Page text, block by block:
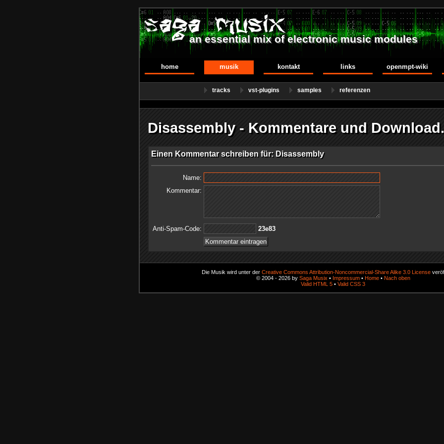
an essential mix of electronic music modules
home musik kontakt links openmpt-wiki
tracks vst-plugins samples referenzen
Disassembly - Kommentare und Download.
Einen Kommentar schreiben für: Disassembly
Name:
Kommentar:
Anti-Spam-Code: 38e32
Die Musik wird unter der Creative Commons Attribution-Noncommercial-Share Alike 3.0 License
© 2004 - 2026 by Saga Musix • Impressum• Home• Nach oben
Valid HTML 5 • Valid CSS 3